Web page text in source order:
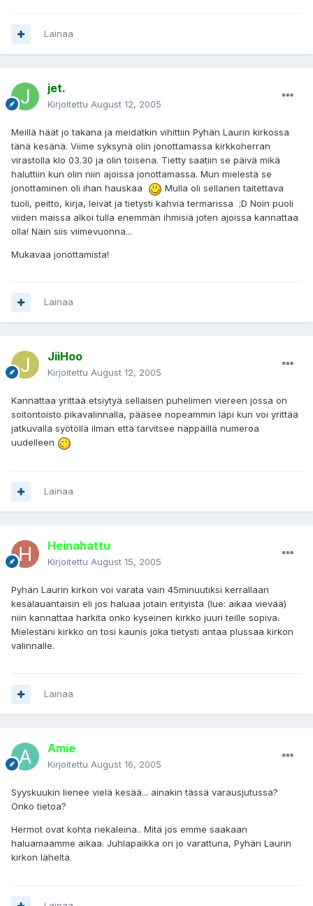
Lainaa
jet.
Kirjoitettu August 12, 2005
Meillä häät jo takana ja meidätkin vihittiin Pyhän Laurin kirkossa
tänä kesänä. Viime syksynä olin jonottamassa kirkkoherran
virastolla klo 03.30 ja olin toisena. Tietty saatiin se päivä mikä
haluttiin kun olin niin ajoissa jonottamassa. Mun mielestä se
jonottaminen oli ihan hauskaa
Mulla oli sellanen taitettava
tuoli, peitto, kirja, leivät ja tietysti kahvia termarissa ;D Noin puoli
viiden maissa alkoi tulla enemmän ihmisiä joten ajoissa kannattaa
olla! Näin siis viimevuonna...
Mukavaa jonottamista!
Lainaa
JiiHoo
Kirjoitettu August 12, 2005
Kannattaa yrittää etsiytyä sellaisen puhelimen viereen jossa on
soitontoisto pikavalinnalla, pääsee nopeammin läpi kun voi yrittää
jatkuvalla syötöllä ilman että tarvitsee näppäillä numeroa
uudelleen
Lainaa
Heinahattu
Kirjoitettu August 15, 2005
Pyhän Laurin kirkon voi varata vain 45minuutiksi kerrallaan
kesälauantaisin eli jos haluaa jotain erityistä (lue: aikaa vievää)
niin kannattaa harkita onko kyseinen kirkko juuri teille sopiva.
Mielestäni kirkko on tosi kaunis joka tietysti antaa plussaa kirkon
valinnalle.
Lainaa
Amie
Kirjoitettu August 16, 2005
Syyskuukin lienee vielä kesää... ainakin tässä varausjutussa?
Onko tietoa?
Hermot ovat kohta riekaleina.. Mitä jos emme saakaan
haluamaamme aikaa. Juhlapaikka on jo varattuna, Pyhän Laurin
kirkon läheltä.